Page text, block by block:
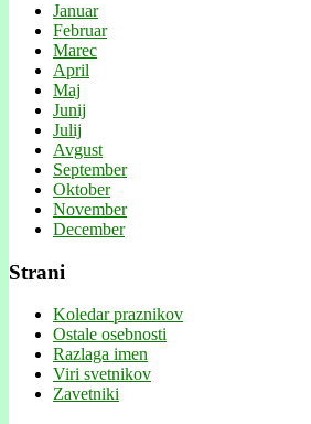
Januar
Februar
Marec
April
Maj
Junij
Julij
Avgust
September
Oktober
November
December
Strani
Koledar praznikov
Ostale osebnosti
Razlaga imen
Viri svetnikov
Zavetniki